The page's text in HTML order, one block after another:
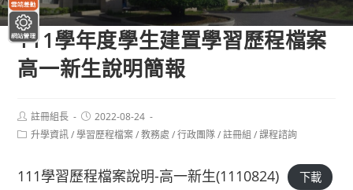
111學年度學生建置學習歷程檔案
高一新生說明簡報
Post
author:
註冊組長
Post
published:
2022-08-24
Post升學資訊 / 學習歷程檔案 / 教務處 / 行政團隊 / 註冊組 / 課程諮詢
111學習歷程檔案說明-高一新生(1110824) 下載